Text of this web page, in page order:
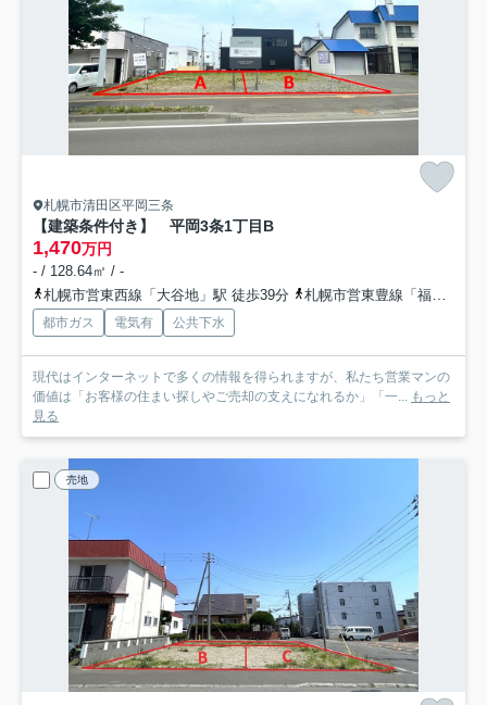
札幌市清田区平岡三条
【建築条件付き】 平岡3条1丁目 B
1,470万円
- / 128.64㎡ / -
札幌市営東西線「大谷地」駅 徒歩39分
札幌市営東豊線「福住」駅 バス17分 北海道中央バス「平岡３条１丁目」 停歩2分
都市ガス 電気有 公共下水
現代はインターネットで多くの情報を得られますが、私たち営業マンの
価値は「お客様の住まい探しやご売却の支えになれるか」「一...
もっと
見る
売地